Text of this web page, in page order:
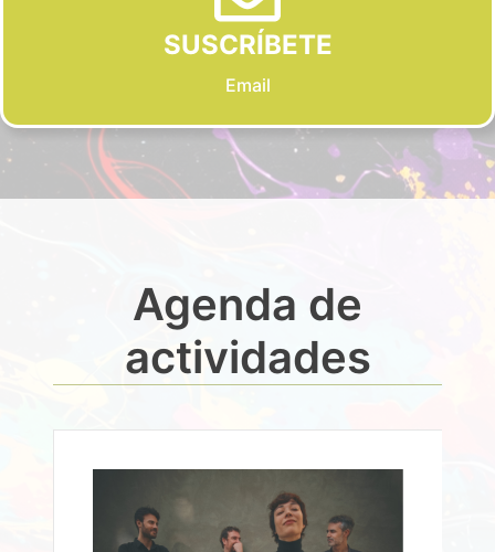
SUSCRÍBETE
Email
Agenda de
actividades